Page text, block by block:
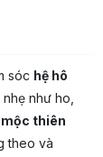
sóc hệ hô
như ho,
thiên
theo và